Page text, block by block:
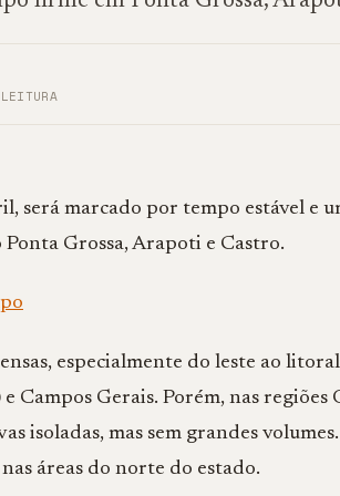
será marcado por tempo estável e
Grossa, Arapoti e Castro.
especialmente do leste ao
Gerais. Porém, nas regiões
isoladas, mas sem grandes
áreas do norte do estado.